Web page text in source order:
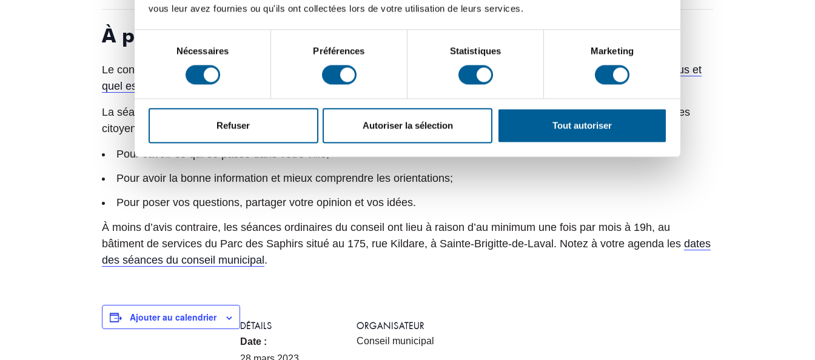
vous leur avez fournies ou qu'ils ont collectées lors de votre utilisation de leurs services.
consentement
Nécessaires Préférences Statistiques Marketing
Refuser Autoriser la sélection Tout autoriser
À propos des séances du conseil municipal
Le conseil municipal est composé du maire et de six conseillers représentant chacun un district.
De quel district êtes-vous et
quel est votre conseiller attitré
La séance du conseil municipal représente le principal lieu d’exercice de la démocratie municipale. Nous invitons donc les
citoyens à y participer activement :
Pour savoir ce qui se passe dans votre ville;
Pour avoir la bonne information et mieux comprendre les orientations;
Pour poser vos questions, partager votre opinion et vos idées.
À moins d’avis contraire, les séances ordinaires du conseil ont lieu à raison d’au minimum une fois par mois à 19h, au
bâtiment de services du Parc des Saphirs situé au 175, rue Kildare, à Sainte-Brigitte-de-Laval. Notez à votre agenda les dates
des séances du conseil municipal .
Ajouter au calendrier
DÉTAILS
Date :
ORGANISATEUR
Conseil municipal